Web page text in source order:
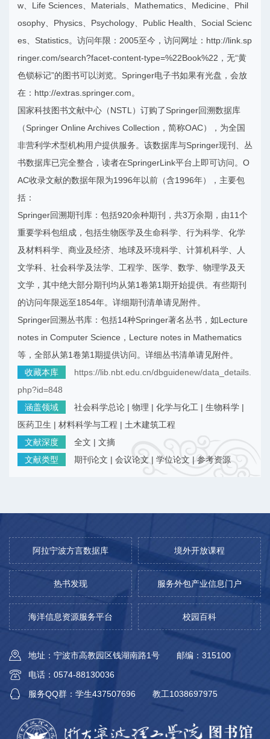
w、Life Sciences、Materials、Mathematics、Medicine、Phil
osophy、Physics、Psychology、Public Health、Social Scienc
es、Statistics。访问年限：2005至今，访问网址：http://link.sp
ringer.com/search?facet-content-type=%22Book%22，无“黄
色锁标记”的图书可以浏览。Springer电子书如果有光盘，会放
在：http://extras.springer.com。
国家科技图书文献中心（NSTL）订购了Springer回溯数据库
（Springer Online Archives Collection，简称OAC），为全国
非营利学术型机构用户提供服务。该数据库与Springer现刊、丛
书数据库已完全整合，读者在SpringerLink平台上即可访问。O
AC收录文献的数据年限为1996年以前（含1996年），主要包
括：
Springer回溯期刊库：包括920余种期刊，共3万余期，由11个
重要学科包组成，包括生物医学及生命科学、行为科学、化学
及材料科学、商业及经济、地球及环境科学、计算机科学、人
文学科、社会科学及法学、工程学、医学、数学、物理学及天
文学，其中绝大部分期刊均从第1卷第1期开始提供。有些期刊
的访问年限远至1854年。详细期刊清单请见附件。
Springer回溯丛书库：包括14种Springer著名丛书，如Lecture
notes in Computer Science，Lecture notes in Mathematics
等，全部从第1卷第1期提供访问。详细丛书清单请见附件。
收藏本库
https://lib.nbt.edu.cn/dbguidenew/data_details.
php?id=848
涵盖领域
社会科学总论 | 物理 | 化学与化工 | 生物科学 |
医药卫生 | 材料科学与工程 | 土木建筑工程
文献深度
全文 | 文摘
文献类型
期刊论文 | 会议论文 | 学位论文 | 参考资源
阿拉宁波方言数据库 境外开放课程
热书发现 服务外包产业信息门户
海洋信息资源服务平台 校园百科
地址：宁波市高教园区钱湖南路1号
邮编：315100
电话：0574-88130036
服务QQ群：学生437507696
教工1038697975